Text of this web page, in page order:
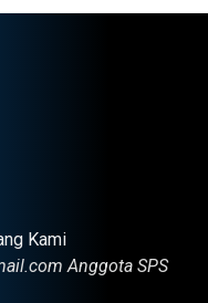
Kami
Anggota SPS